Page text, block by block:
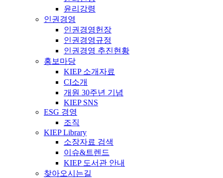
윤리강령
인권경영
인권경영헌장
인권경영규정
인권경영 추진현황
홍보마당
KIEP 소개자료
CI소개
개원 30주년 기념
KIEP SNS
ESG 경영
조직
KIEP Library
소장자료 검색
이슈&트렌드
KIEP 도서관 안내
찾아오시는길